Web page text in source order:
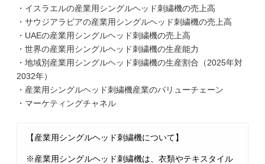
・イスラエルの産業用シングルヘッド刺繍機の売上高
・サウジアラビアの産業用シングルヘッド刺繍機の売上高
・UAEの産業用シングルヘッド刺繍機の売上高
・世界の産業用シングルヘッド刺繍機の生産能力
・地域別産業用シングルヘッド刺繍機の生産割合（2025年対
2032年）
・産業用シングルヘッド刺繍機産業のバリューチェーン
・マーケティングチャネル
【産業用シングルヘッド刺繍機について】
※産業用シングルヘッド刺繍機は、衣類やテキスタイル